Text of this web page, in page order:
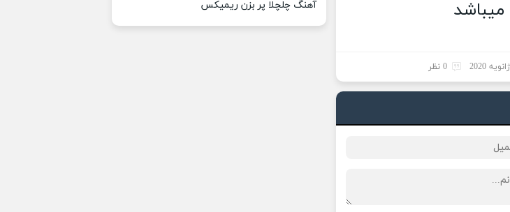
میباشد
0 نظر
آهنگ چلچلا پر بزن ریمیکس